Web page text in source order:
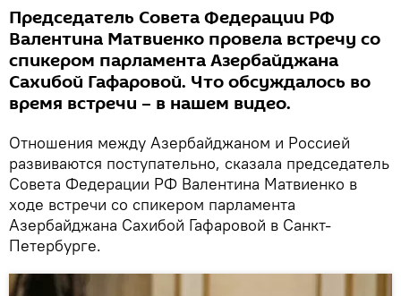
Председатель Совета Федерации РФ
Валентина Матвиенко провела встречу со
спикером парламента Азербайджана
Сахибой Гафаровой. Что обсуждалось во
время встречи – в нашем видео.
Отношения между Азербайджаном и Россией
развиваются поступательно, сказала председатель
Совета Федерации РФ Валентина Матвиенко в
ходе встречи со спикером парламента
Азербайджана Сахибой Гафаровой в Санкт-
Петербурге.